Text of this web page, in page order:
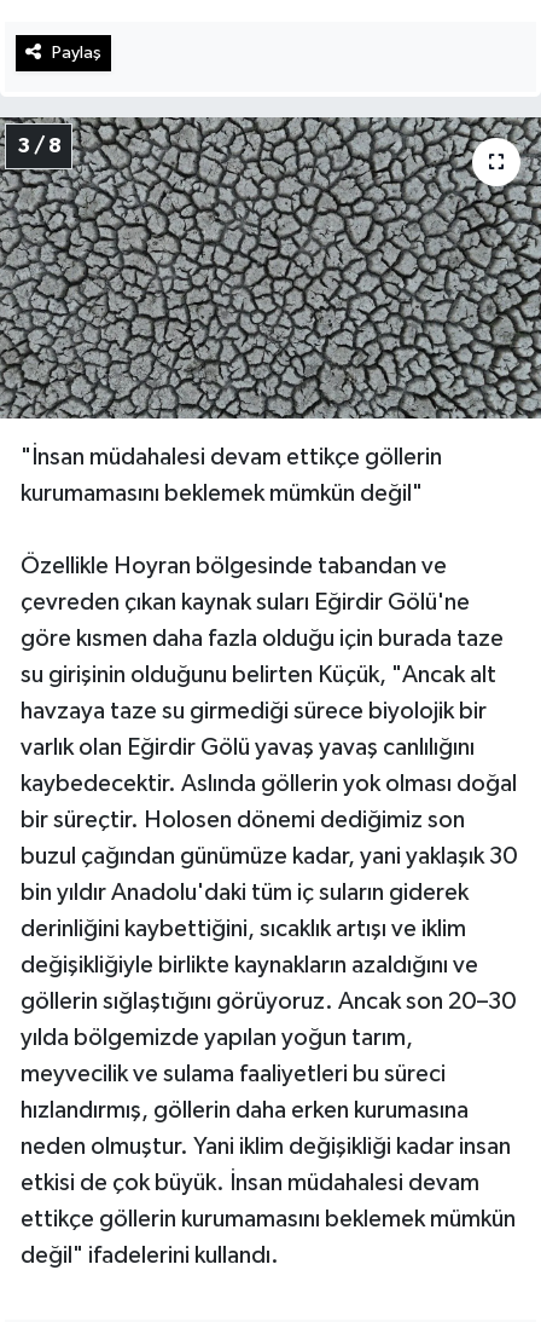
Paylaş
3 / 8
"İnsan müdahalesi devam ettikçe göllerin
kurumamasını beklemek mümkün değil"
Özellikle Hoyran bölgesinde tabandan ve
çevreden çıkan kaynak suları Eğirdir Gölü'ne
göre kısmen daha fazla olduğu için burada taze
su girişinin olduğunu belirten Küçük, "Ancak alt
havzaya taze su girmediği sürece biyolojik bir
varlık olan Eğirdir Gölü yavaş yavaş canlılığını
kaybedecektir. Aslında göllerin yok olması doğal
bir süreçtir. Holosen dönemi dediğimiz son
buzul çağından günümüze kadar, yani yaklaşık 30
bin yıldır Anadolu'daki tüm iç suların giderek
derinliğini kaybettiğini, sıcaklık artışı ve iklim
değişikliğiyle birlikte kaynakların azaldığını ve
göllerin sığlaştığını görüyoruz. Ancak son 20–30
yılda bölgemizde yapılan yoğun tarım,
meyvecilik ve sulama faaliyetleri bu süreci
hızlandırmış, göllerin daha erken kurumasına
neden olmuştur. Yani iklim değişikliği kadar insan
etkisi de çok büyük. İnsan müdahalesi devam
ettikçe göllerin kurumamasını beklemek mümkün
değil" ifadelerini kullandı.